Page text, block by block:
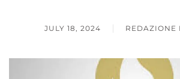
JULY 18, 2024 REDAZIONE